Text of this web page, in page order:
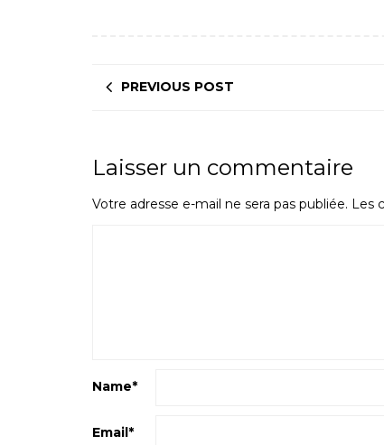
PREVIOUS POST
Laisser un commentaire
Votre adresse e-mail ne sera pas publiée. Les
Name*
Email*